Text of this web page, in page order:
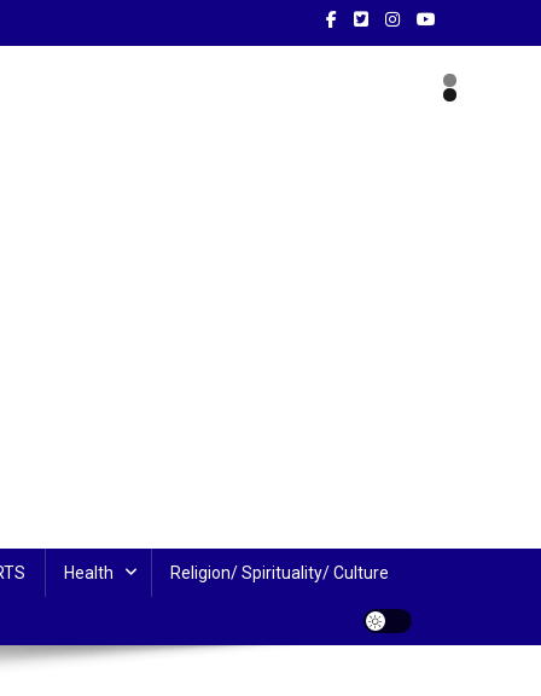
Health Religion/ Spirituality/ Culture